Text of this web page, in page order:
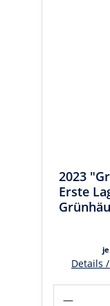
2023
Erste
je
Details